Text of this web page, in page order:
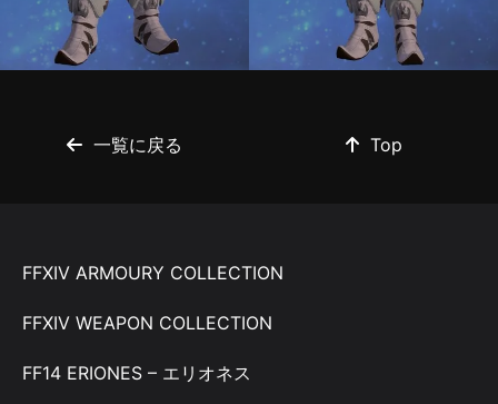
一覧に戻る Top
FFXIV ARMOURY COLLECTION
FFXIV WEAPON COLLECTION
FF14 ERIONES – エリオネス